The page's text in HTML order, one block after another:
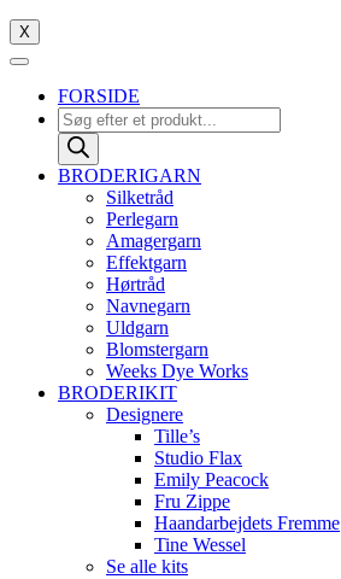
X
FORSIDE
Products
search
BRODERIGARN
Silketråd
Perlegarn
Amagergarn
Effektgarn
Hørtråd
Navnegarn
Uldgarn
Blomstergarn
Weeks Dye Works
BRODERIKIT
Designere
Tille’s
Studio Flax
Emily Peacock
Fru Zippe
Haandarbejdets Fremme
Tine Wessel
Se alle kits